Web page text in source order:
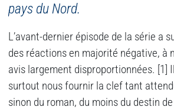
pays du Nord.
L’avant-dernier épisode de la série a
des réactions en majorité négative, à
avis largement disproportionnées. [1]
surtout nous fournir la clef tant
sinon du roman, du moins du destin de